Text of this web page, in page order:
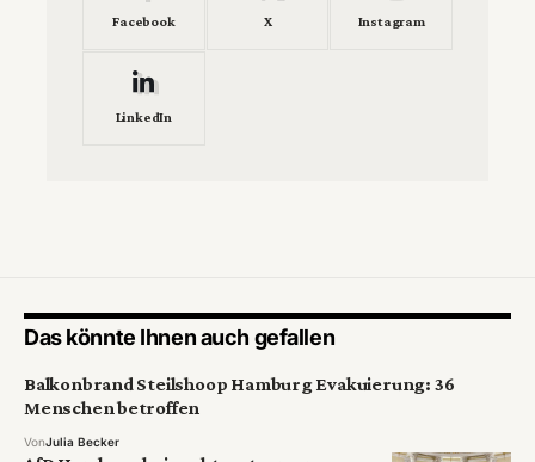
Facebook X Instagram
LinkedIn
Das könnte Ihnen auch gefallen
Balkonbrand Steilshoop Hamburg Evakuierung: 36
Menschen betroffen
VonJulia Becker